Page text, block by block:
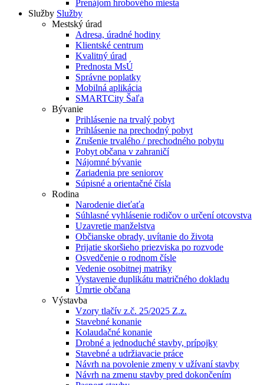
Prenájom hrobového miesta
Služby Služby
Mestský úrad
Adresa, úradné hodiny
Klientské centrum
Kvalitný úrad
Prednosta MsÚ
Správne poplatky
Mobilná aplikácia
SMARTCity Šaľa
Bývanie
Prihlásenie na trvalý pobyt
Prihlásenie na prechodný pobyt
Zrušenie trvalého / prechodného pobytu
Pobyt občana v zahraničí
Nájomné bývanie
Zariadenia pre seniorov
Súpisné a orientačné čísla
Rodina
Narodenie dieťaťa
Súhlasné vyhlásenie rodičov o určení otcovstva
Uzavretie manželstva
Občianske obrady, uvítanie do života
Prijatie skoršieho priezviska po rozvode
Osvedčenie o rodnom čísle
Vedenie osobitnej matriky
Vystavenie duplikátu matričného dokladu
Úmrtie občana
Výstavba
Vzory tlačív z.č. 25/2025 Z.z.
Stavebné konanie
Kolaudačné konanie
Drobné a jednoduché stavby, prípojky
Stavebné a udržiavacie práce
Návrh na povolenie zmeny v užívaní stavby
Návrh na zmenu stavby pred dokončením